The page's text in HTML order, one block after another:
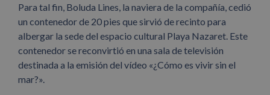
Para tal fin, Boluda Lines, la naviera de la compañía, cedió
un contenedor de 20 pies que sirvió de recinto para
albergar la sede del espacio cultural Playa Nazaret. Este
contenedor se reconvirtió en una sala de televisión
destinada a la emisión del vídeo «¿Cómo es vivir sin el
mar?».